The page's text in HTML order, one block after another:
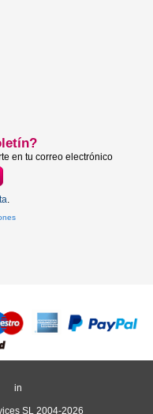
en tu correo electrónico
in
SL 2004-2026